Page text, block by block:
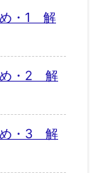
・1 解
め・2 解
め・3 解